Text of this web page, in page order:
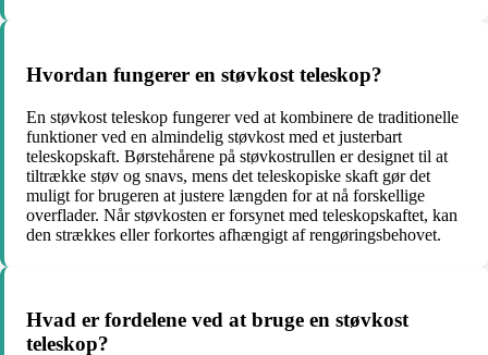
Hvordan fungerer en støvkost teleskop?
En støvkost teleskop fungerer ved at kombinere de traditionelle
funktioner ved en almindelig støvkost med et justerbart
teleskopskaft. Børstehårene på støvkostrullen er designet til at
tiltrække støv og snavs, mens det teleskopiske skaft gør det
muligt for brugeren at justere længden for at nå forskellige
overflader. Når støvkosten er forsynet med teleskopskaftet, kan
den strækkes eller forkortes afhængigt af rengøringsbehovet.
Hvad er fordelene ved at bruge en støvkost
teleskop?